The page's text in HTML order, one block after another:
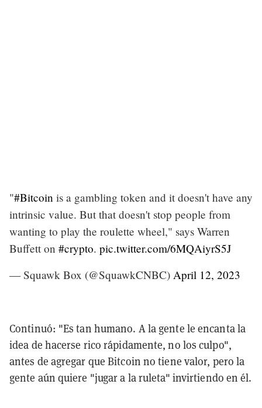
"#Bitcoin is a gambling token and it doesn't have any
intrinsic value. But that doesn't stop people from
wanting to play the roulette wheel," says Warren
Buffett on #crypto. pic.twitter.com/6MQAiyrS5J
— Squawk Box (@SquawkCNBC) April 12, 2023
Continuó: "Es tan humano. A la gente le encanta la
idea de hacerse rico rápidamente, no los culpo",
antes de agregar que Bitcoin no tiene valor, pero la
gente aún quiere "jugar a la ruleta" invirtiendo en él.